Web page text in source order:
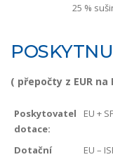
25 %
( přepočty z EUR na
Poskytovatel
dotace:
EU +
Dotační
EU –